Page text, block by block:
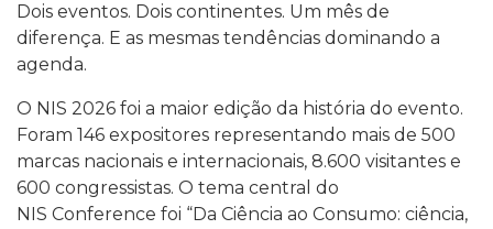
Dois eventos. Dois continentes. Um mês de
diferença. E as mesmas tendências dominando a
agenda.
O NIS 2026 foi a maior edição da história do evento.
Foram 146 expositores representando mais de 500
marcas nacionais e internacionais, 8.600 visitantes e
600 congressistas. O tema central do
NIS Conference foi “Da Ciência ao Consumo: ciência,